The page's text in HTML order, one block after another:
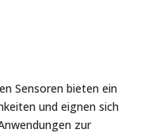
Sensoren bieten ein
und eignen sich
zur